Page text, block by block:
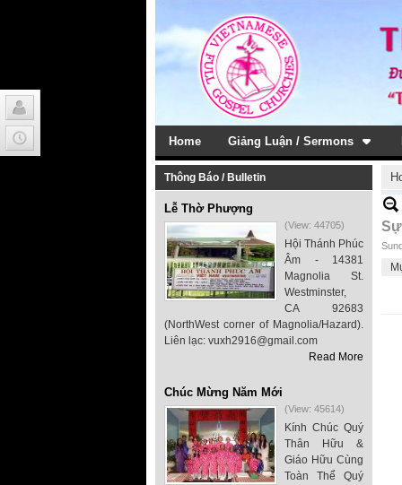
Home Giảng Luận / Sermons
Thông Báo / Bulletin
Lễ Thờ Phượng
(View: 44705)
Hội Thánh Phúc
Âm - 14381
Magnolia St.
Westminster,
CA 92683
(NorthWest corner of Magnolia/Hazard).
Liên lạc: vuxh2916@gmail.com
Read More
Chúc Mừng Năm Mới
(View: 45614)
Kính Chúc Quý
Thân Hữu &
Giáo Hữu Cùng
Toàn Thể Quý